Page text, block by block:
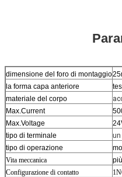
dimensione del foro di montaggio
la forma capa anteriore
materiale del corpo
Max.Current
Max.Voltage
tipo di terminale
un
tipo di operazione
Vita meccanica
Configurazione di contatto